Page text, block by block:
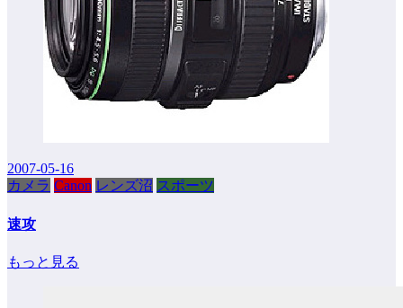
2007-05-16
カメラ Canon レンズ沼 スポーツ
速攻
もっと見る